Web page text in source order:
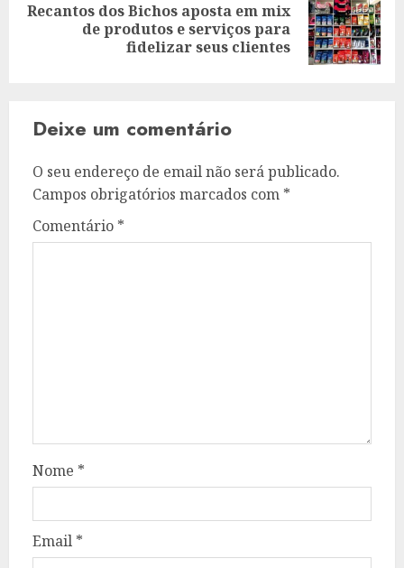
Artigo
Recantos dos Bichos aposta em mix
de produtos e serviços para
fidelizar seus clientes
Deixe um comentário
O seu endereço de email não será publicado.
Campos obrigatórios marcados com *
Comentário *
Nome *
Email *